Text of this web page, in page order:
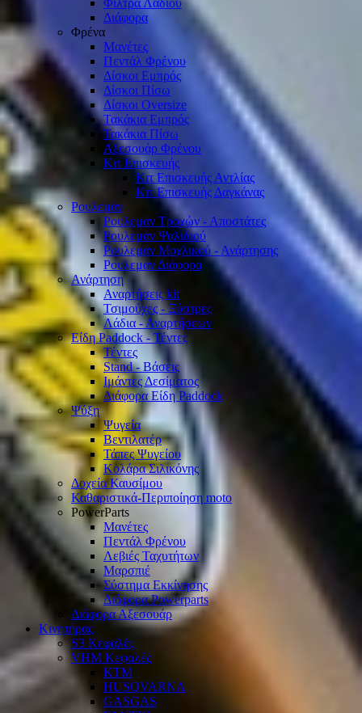
Φίλτρα Λαδιού
Διάφορα
Φρένα
Μανέτες
Πεντάλ Φρένου
Δίσκοι Εμπρός
Δίσκοι Πίσω
Δίσκοι Oversize
Τακάκια Εμπρός
Τακάκια Πίσω
Αξεσουάρ Φρένου
Κιτ Επισκευής
Κιτ Επισκευής Αντλίας
Κιτ Επισκευής Δαγκάνας
Ρουλεμάν
Ρουλεμάν Τροχών - Αποστάτες
Ρουλεμάν Ψαλιδιού
Ρουλεμάν Μοχλικού - Ανάρτησης
Ρουλεμάν Διάφορα
Ανάρτηση
Αναρτήσεις kit
Τσιμούχες - Ξύστρες
Λάδια - Αναρτήσεων
Είδη Paddock - Τέντες
Τέντες
Stand - Βάσεις
Ιμάντες Δεσίματος
Διάφορα Είδη Paddock
Ψύξη
Ψυγεία
Βεντιλατέρ
Τάπες Ψυγείου
Κολάρα Σιλικόνης
Δοχεία Καυσίμου
Καθαριστικά-Περιποίηση moto
PowerParts
Μανέτες
Πεντάλ Φρένου
Λεβιές Ταχυτήτων
Μαρσπιέ
Σύστημα Εκκίνησης
Διάφορα Powerparts
Διάφορα Αξεσουάρ
Κινητήρας
S3 Κεφαλές
VHM Κεφαλές
KTM
HUSQVARNA
GASGAS